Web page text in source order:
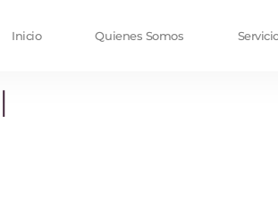
Inicio Quienes Somos